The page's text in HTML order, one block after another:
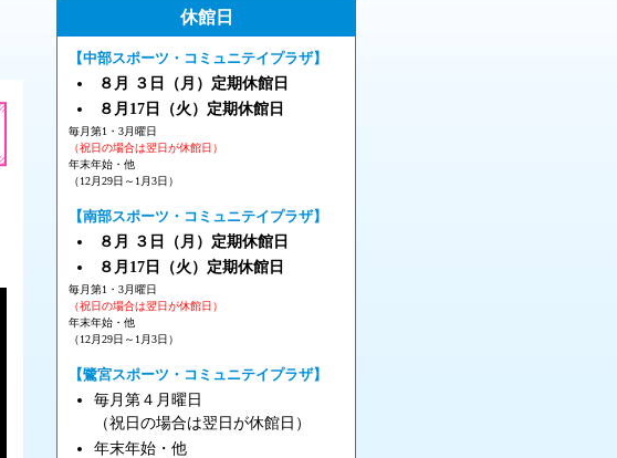
休館日
【中部スポーツ・コミュニテイプラザ】
８月 ３ 日（月 ） 定期休館日
８月17日（火 ）定期休館日
毎月第1・3月曜日
（祝日の場合は翌日が休館日）
年末年始・他
（12月29日～1月3日）
【南部スポーツ・コミュニテイプラザ】
８月 ３ 日（月 ） 定期休館日
８月17日（火 ）定期休館日
毎月第1・3月曜日
（祝日の場合は翌日が休館日）
年末年始・他
（12月29日～1月3日）
【鷺宮スポーツ・コミュニテイプラザ】
毎月第４月曜日
（祝日の場合は翌日が休館日）
年末年始・他